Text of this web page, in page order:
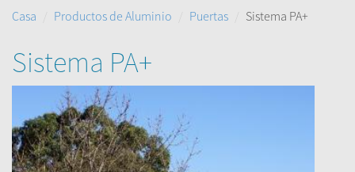
Casa Productos de Aluminio Puertas Sistema PA+
Sistema PA+